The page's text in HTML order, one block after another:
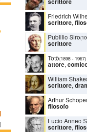
]
Friedrich
scrittore,
Publilio Siro
scrittore
Totò(1898 - 1967)
attore,
William
scrittore,
Arthur
filosofo
Lucio Anneo
scrittore,